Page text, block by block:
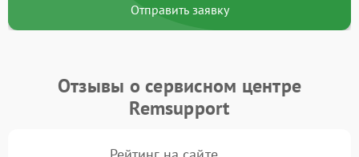
Отправить заявку
Отзывы о сервисном центре
Remsupport